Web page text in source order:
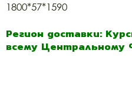
1800*57*1590
Регион доставки:
всему Центральному